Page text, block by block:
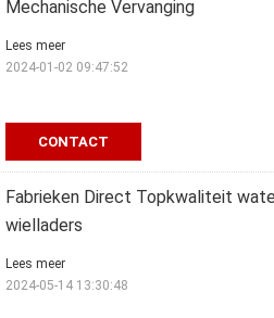
Mechanische Vervanging
CONTACT
Lees meer
2024-01-02 09:47:52
Fabrieken Direct Topkwaliteit
wielladers
Lees meer
2024-05-14 13:30:48